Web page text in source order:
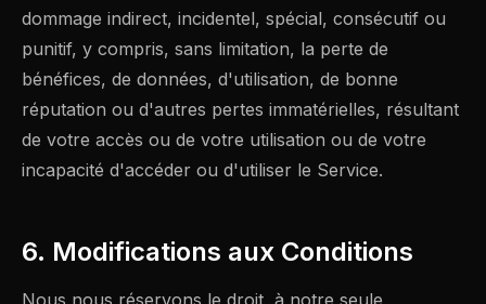
dommage indirect, incidentel, spécial, consécutif ou
punitif, y compris, sans limitation, la perte de
bénéfices, de données, d'utilisation, de bonne
réputation ou d'autres pertes immatérielles, résultant
de votre accès ou de votre utilisation ou de votre
incapacité d'accéder ou d'utiliser le Service.
6. Modifications aux Conditions
Nous nous réservons le droit, à notre seule